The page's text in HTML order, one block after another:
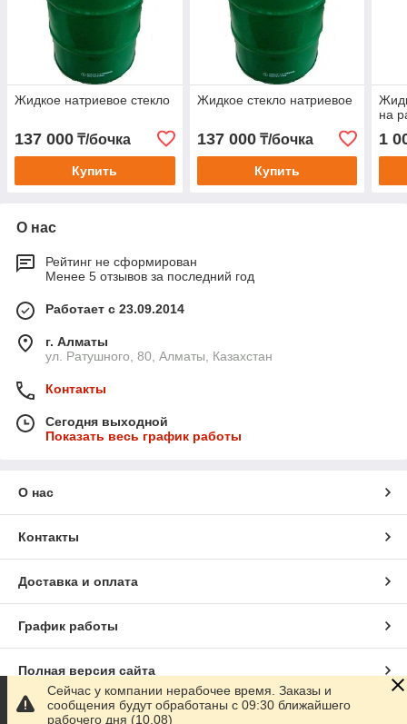
Жидкое натриевое стекло
137 000 ₸/бочка
Купить
Жидкое стекло натриевое
137 000₸/бочка
Купить
на
1
О нас
Рейтинг не сформирован
Менее 5 отзывов за последний год
Работает с 23.09.2014
г. Алматы
ул. Ратушного, 80, Алматы, Казахстан
Контакты
Сегодня выходной
Показать весь график работы
О нас
Контакты
Доставка и оплата
График работы
Полная версия сайта
Сайт создан на маркетплейсе
Сейчас у компании нерабочее время. Заказы и
сообщения будут обработаны с 09:30 ближайшего
рабочего дня (10.08)